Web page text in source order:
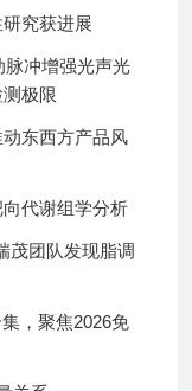
Stars
Hunger Into
校首任党委书
经大学党委书
松全履新东北
问清华、北大
名为“系”
一次性重组9个
究获进展
冲增强光声光
极限
东西方产品风
代谢组学分析
茂团队发现脂调
，聚焦2026免